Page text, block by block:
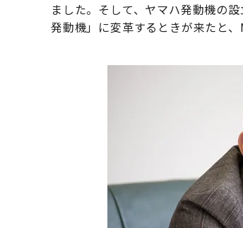
ました。そして、ヤマハ発動機の
発動機」に変革するときが来たと、